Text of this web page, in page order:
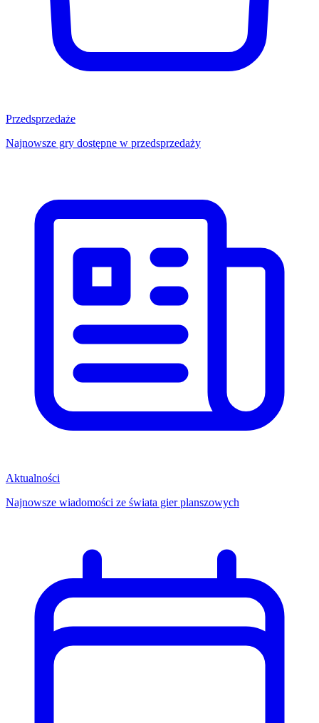
Przedsprzedaże
Najnowsze gry dostępne w przedsprzedaży
Aktualności
Najnowsze wiadomości ze świata gier planszowych